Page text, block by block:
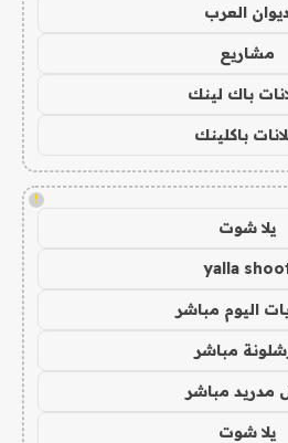
العرب
مشاريع
باك لينك
باكلينك
!
يلا شوت
yalla
اليوم مباشر
مباشر
مدريد مباشر
يلا شوت